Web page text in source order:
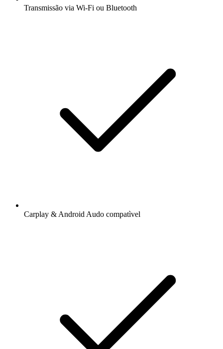
Transmissão via Wi-Fi ou Bluetooth
Carplay & Android Audo compatìvel